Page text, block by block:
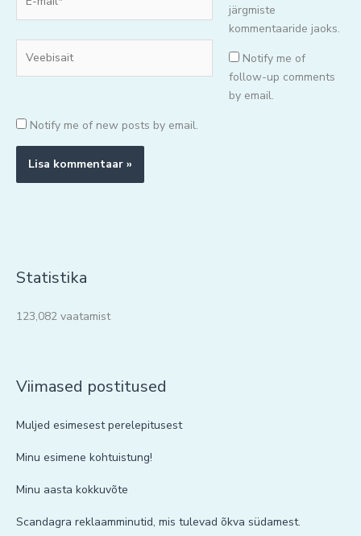
mail*
järgmiste
kommentaaride jaoks.
Notify me of
follow-up comments
by email.
Notify me of new posts by email.
Statistika
123,082 vaatamist
Viimased postitused
Muljed esimesest perelepitusest
Minu esimene kohtuistung!
Minu aasta kokkuvõte
Scandagra reklaamminutid, mis tulevad õkva südamest.